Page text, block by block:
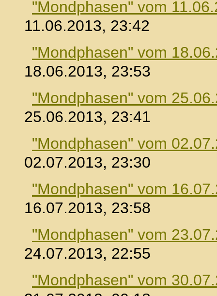
"Mondphasen" vom
11.06.2013, 23:42
"Mondphasen" vom
18.06.2013, 23:53
"Mondphasen" vom
25.06.2013, 23:41
"Mondphasen" vom
02.07.2013, 23:30
"Mondphasen" vom
16.07.2013, 23:58
"Mondphasen" vom
24.07.2013, 22:55
"Mondphasen" vom